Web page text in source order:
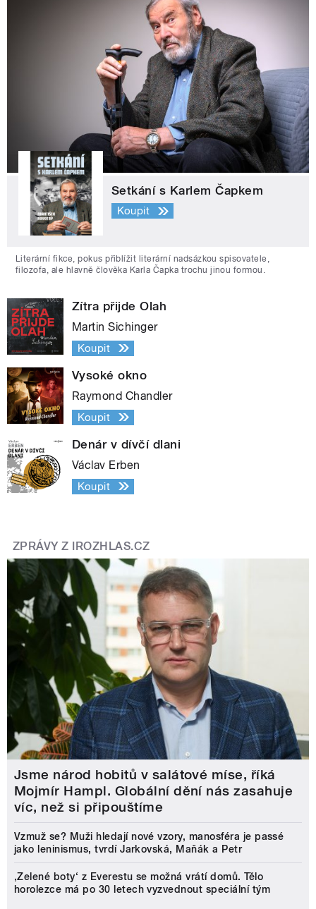
Setkání s Karlem Čapkem
Koupit
Literární fikce, pokus přiblížit literární nadsázkou spisovatele,
filozofa, ale hlavně člověka Karla Čapka trochu jinou formou.
Zítra přijde Olah
Martin Sichinger
Koupit
Vysoké okno
Raymond Chandler
Koupit
Denár v dívčí dlani
Václav Erben
Koupit
ZPRÁVY Z IROZHLAS.CZ
Jsme národ hobitů v salátové míse, říká
Mojmír Hampl. Globální dění nás zasahuje
víc, než si připouštíme
Vzmuž se? Muži hledají nové vzory, manosféra je passé
jako leninismus, tvrdí Jarkovská, Maňák a Petr
‚Zelené boty‘ z Everestu se možná vrátí domů. Tělo
horolezce má po 30 letech vyzvednout speciální tým